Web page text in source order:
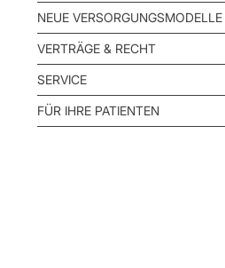
NEUE VERSORGUNGSMODELLE
VERTRÄGE & RECHT
SERVICE
FÜR IHRE PATIENTEN